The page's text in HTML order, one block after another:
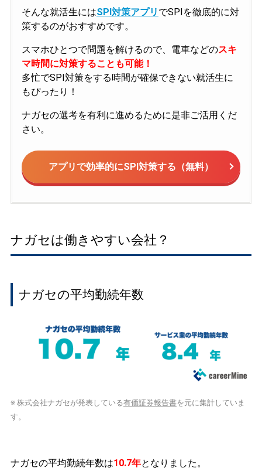
そんな就活生にはSPI対策アプリ でSPIを徹底的に対
策するのがおすすめです。
スマホひとつで問題を解けるので、電車などのスキ
マ時間に対策することも可能！
多忙でSPI対策をする時間が確保できない就活生に
もぴったり！
ナガセの選考を有利に進めるために是非ご活用くだ
さい。
アプリで効率的にSPI対策する（無料）
ナガセは働きやすい会社？
ナガセの平均勤続年数
※ 株式会社ナガセが発表している有価証券報告書を元に集計していま
す。
ナガセの平均勤続年数は10.7年となりました。